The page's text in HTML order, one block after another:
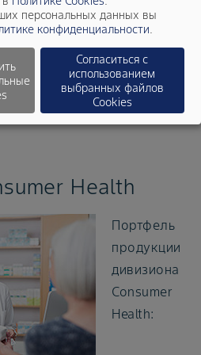
и оборудование
с
с полным
препаратов дивизиона
в
Health
Портфель
продукции
дивизиона
Consumer
Health:
персональных данных вы
конфиденциальности.
Согласиться с
использованием
выбранных файлов
Cookies